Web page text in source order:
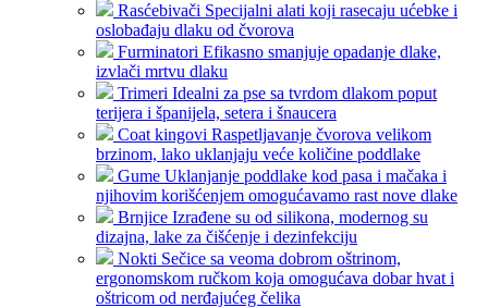
Rasćebivači Specijalni alati koji rasecaju ućebke i
oslobađaju dlaku od čvorova
Furminatori Efikasno smanjuje opadanje dlake,
izvlači mrtvu dlaku
Trimeri Idealni za pse sa tvrdom dlakom poput
terijera i španijela, setera i šnaucera
Coat kingovi Raspetljavanje čvorova velikom
brzinom, lako uklanjaju veće količine poddlake
Gume Uklanjanje poddlake kod pasa i mačaka i
njihovim korišćenjem omogućavamo rast nove dlake
Brnjice Izrađene su od silikona, modernog su
dizajna, lake za čišćenje i dezinfekciju
Nokti Sečice sa veoma dobrom oštrinom,
ergonomskom ručkom koja omogućava dobar hvat i
oštricom od nerđajućeg čelika